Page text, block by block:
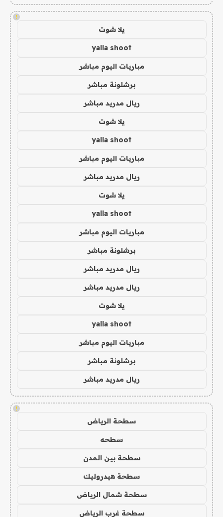
!
يلا شوت
yalla shoot
مباريات اليوم مباشر
برشلونة مباشر
ريال مدريد مباشر
يلا شوت
yalla shoot
مباريات اليوم مباشر
ريال مدريد مباشر
يلا شوت
yalla shoot
مباريات اليوم مباشر
برشلونة مباشر
ريال مدريد مباشر
ريال مدريد مباشر
يلا شوت
yalla shoot
مباريات اليوم مباشر
برشلونة مباشر
ريال مدريد مباشر
!
سطحة الرياض
سطحه
سطحة بين المدن
سطحة هيدروليك
سطحة شمال الرياض
سطحة غرب الرياض